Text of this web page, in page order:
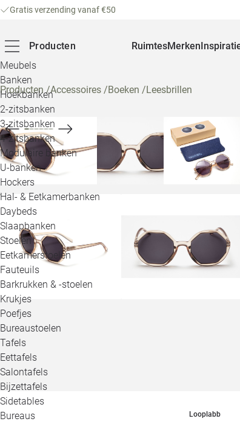
Gratis verzending vanaf €50
Producten
Meubels
Banken
Hoekbanken
2-zitsbanken
3-zitsbanken
4-zitsbanken
Modulaire banken
U-banken
Hockers
Hal- & Eetkamerbanken
Daybeds
Slaapbanken
Stoelen
Eetkamerstoelen
Fauteuils
Barkrukken & -stoelen
Krukjes
Poefjes
Bureaustoelen
Tafels
Eettafels
Salontafels
Bijzettafels
Sidetables
Bureaus
RuimtesMerken
Producten/Accessoires /Boeken /Leesbrillen
Looplabb